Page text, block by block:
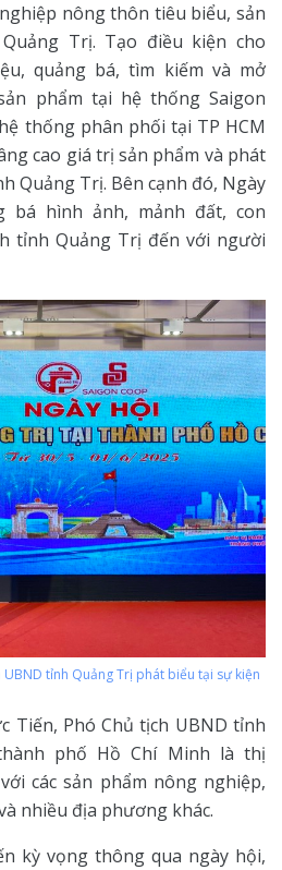
nông thôn tiêu biểu, sản
Trị. Tạo điều kiện cho
quảng bá, tìm kiếm và mở
phẩm tại hệ thống Saigon
thống phân phối tại TP HCM
cao giá trị sản phẩm và phát
Quảng Trị. Bên cạnh đó, Ngày
bá hình ảnh, mảnh đất, con
tỉnh Quảng Trị đến với người
tỉnh Quảng Trị phát biểu tại sự kiện
Tiến, Phó Chủ tịch UBND tỉnh
phố Hồ Chí Minh là thị
các sản phẩm nông nghiệp,
nhiều địa phương khác.
kỳ vọng thông qua ngày hội,